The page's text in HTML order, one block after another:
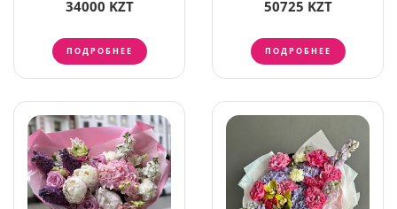
34000 KZT
ПОДРОБНЕЕ
50725 KZT
ПОДРОБНЕЕ